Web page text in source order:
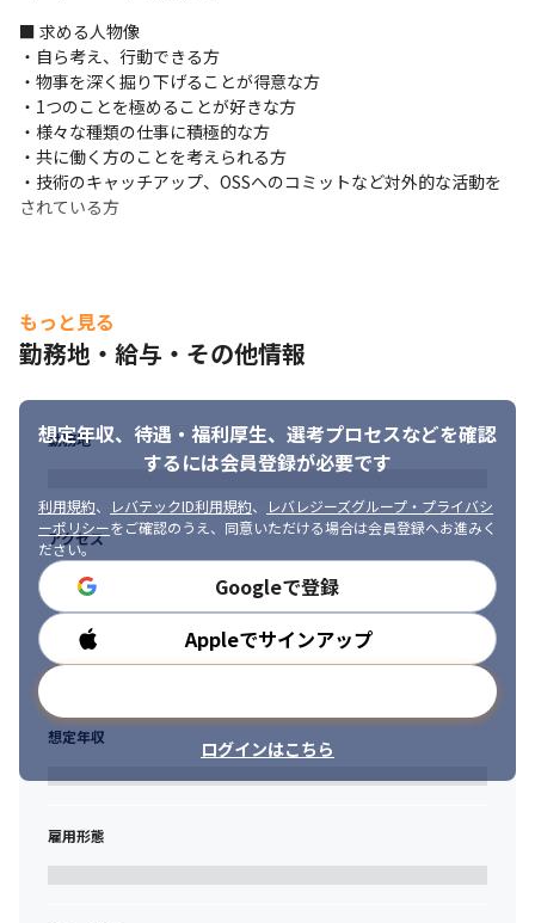
■ 求める人物像
・自ら考え、行動できる方
・物事を深く掘り下げることが得意な方
・1つのことを極めることが好きな方
・様々な種類の仕事に積極的な方
・共に働く方のことを考えられる方
・技術のキャッチアップ、OSSへのコミットなど対外的な活動を
されている方
もっと見る
勤務地・給与・その他情報
想定年収、待遇・福利厚生、 選考プロセスなどを確認
するには会員登録が必要です
利用規約、 レバテックID利用規約、
レバレジーズグループ・プライバシ
ーポリシーをご確認のうえ、同意いただける場合は会員登録へお進みく
ださい。
Googleで登録
Appleでサインアップ
ログインはこちら
勤務地
アクセス
勤務時間
想定年収
雇用形態